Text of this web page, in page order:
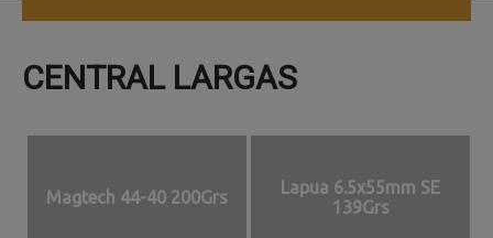
CENTRAL LARGAS
Magtech 44-40 200Grs
Lapua 6.5x55mm SE
139Grs